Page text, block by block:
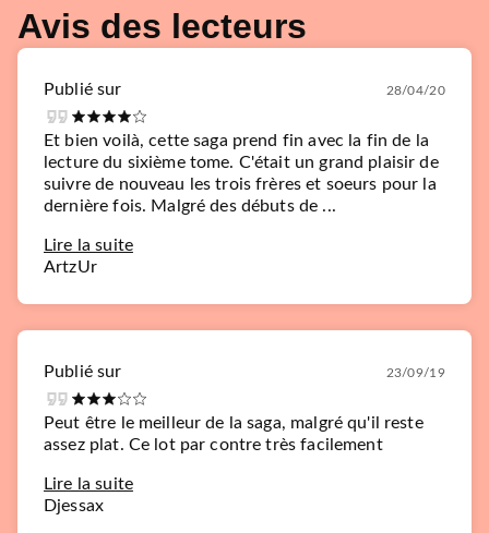
Avis des lecteurs
Publié sur 28/04/20
Et bien voilà, cette saga prend fin avec la fin de la
lecture du sixième tome. C'était un grand plaisir de
suivre de nouveau les trois frères et soeurs pour la
dernière fois. Malgré des débuts de ...
Lire la suite
ArtzUr
Publié sur 23/09/19
Peut être le meilleur de la saga, malgré qu'il reste
assez plat. Ce lot par contre très facilement
Lire la suite
Djessax